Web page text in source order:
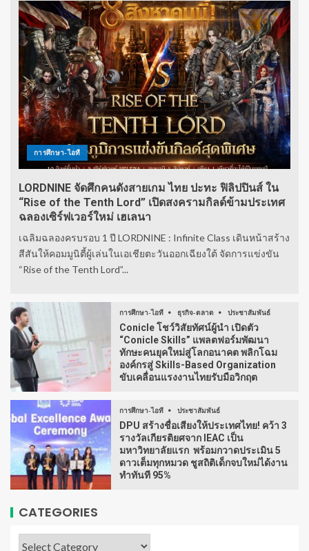
การศึกษา-ไอที
LORDNINE จัดศึกคนดังสายเกม ไทย ปะทะ ฟิลิปปินส์ ใน
“Rise of the Tenth Lord” เปิดสงครามกิลด์ข้ามประเทศ
ฉลองเซิร์ฟเวอร์ใหม่ เฮเลนา
เฉลิมฉลองครบรอบ 1 ปี LORDNINE : Infinite Class เดินหน้าสร้าง
สีสันให้คอมมูนิตี้ผู้เล่นในเอเชียตะวันออกเฉียงใต้ จัดการแข่งขัน
“Rise of the Tenth Lord”...
การศึกษา-ไอที ธุรกิจ-ตลาด ประชาสัมพันธ์
Conicle โชว์วิสัยทัศน์ผู้นำ เปิดตัว
“Conicle Skills” แพลตฟอร์มพัฒนา
ทักษะคนยุคใหม่สู่โลกอนาคต พลิกโฉม
องค์กรสู่ Skills-Based Organization
ขับเคลื่อนแรงงานไทยรับมือวิกฤต
การศึกษา-ไอที ประชาสัมพันธ์
DPU สร้างชื่อเสียงให้ประเทศไทย! คว้า 3
รางวัลเกียรติยศจาก IEAC เป็น
มหาวิทยาลัยแรก พร้อมกวาดประเมิน 5
ดาวเต็มทุกหมวด ชูสถิติเด็กจบใหม่ได้งาน
ทำทันที 95%
CATEGORIES